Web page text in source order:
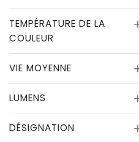
TEMPÉRATURE DE LA
COULEUR
VIE MOYENNE
LUMENS
DÉSIGNATION